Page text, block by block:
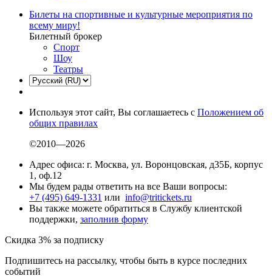
Билеты на спортивные и культурные мероприятия по
всему миру!
Билетный брокер
Спорт
Шоу
Театры
Используя этот сайт, Вы соглашаетесь с Положением об
общих правилах
©2010—2026
Адрес офиса: г. Москва, ул. Воронцовская, д35Б, корпус
1, оф.12
Мы будем рады ответить на все Ваши вопросы:
+7 (495) 649-1331 или info@tritickets.ru
Вы также можете обратиться в Службу клиентской
поддержки, заполнив форму
Скидка 3% за подписку
Подпишитесь на рассылку, чтобы быть в курсе последних
событий